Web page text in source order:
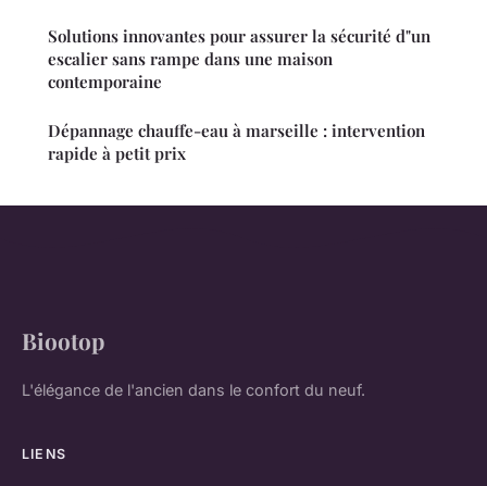
Solutions innovantes pour assurer la sécurité d"un
escalier sans rampe dans une maison
contemporaine
Dépannage chauffe-eau à marseille : intervention
rapide à petit prix
Biootop
L'élégance de l'ancien dans le confort du neuf.
LIENS